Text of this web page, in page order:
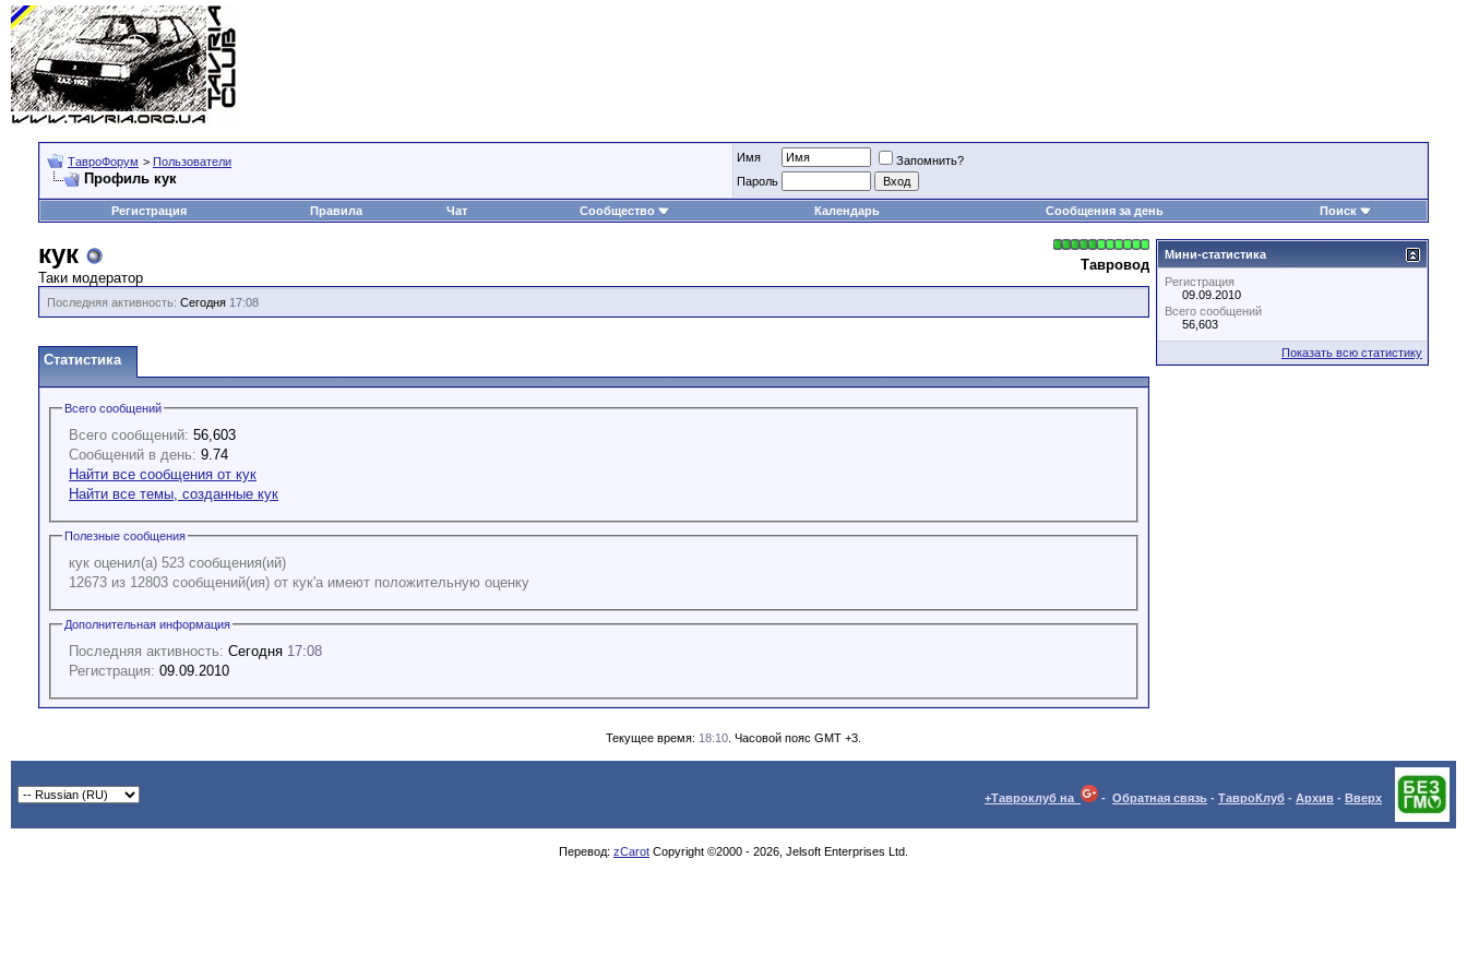
ТавроФорум > Пользователи
Профиль кук
Имя
Запомнить?
Пароль
Регистрация Правила Чат Сообщество Календарь Сообщения за день Поиск
Тавровод
кук
Таки модератор
Последняя активность: Сегодня 17:08
Статистика
Всего сообщений
Всего сообщений: 56,603
Сообщений в день: 9.74
Найти все сообщения от кук
Найти все темы, созданные кук
Полезные сообщения
кук оценил(а) 523 сообщения(ий)
12673 из 12803 сообщений(ия) от кук'а имеют положительную оценку
Дополнительная информация
Последняя активность: Сегодня 17:08
Регистрация: 09.09.2010
Мини-статистика
Регистрация
09.09.2010
Всего сообщений
56,603
Показать всю статистику
Текущее время: 18:10 . Часовой пояс GMT +3.
+Тавроклуб на - Обратная связь - ТавроКлуб - Архив - Вверх
Перевод: zCarot Copyright ©2000 - 2026, Jelsoft Enterprises Ltd.